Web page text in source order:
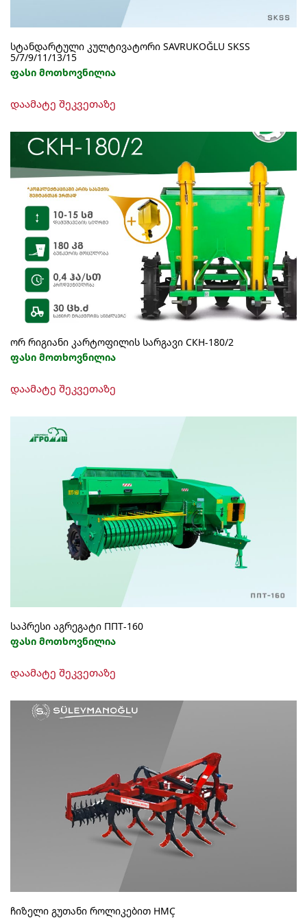
სტანდარტული კულტივატორი SAVRUKOĞLU SKSS
5/7/9/11/13/15
ფასი მოთხოვნილია
დაამატე შეკვეთაზე
multiple
variants.
options
may
be
chosen
product
ორ რიგიანი კარტოფილის სარგავი СКН-180/2
ფასი მოთხოვნილია
დაამატე შეკვეთაზე
საპრესი აგრეგატი ППТ-160
ფასი მოთხოვნილია
დაამატე შეკვეთაზე
ჩიზელი გუთანი როლიკებით HMÇ